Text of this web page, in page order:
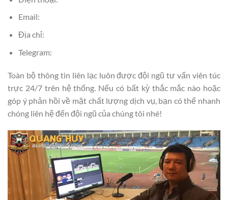
Email:
Địa chỉ:
Telegram:
Toàn bộ thông tin liên lạc luôn được đội ngũ tư vấn viên túc
trực 24/7 trên hệ thống. Nếu có bất kỳ thắc mắc nào hoặc
góp ý phản hồi về mặt chất lượng dịch vụ, bạn có thể nhanh
chóng liên hệ đến đội ngũ của chúng tôi nhé!